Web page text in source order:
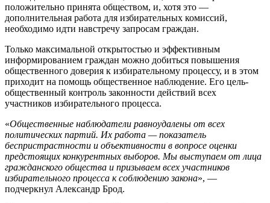
положительно принята обществом, и, хотя это —
дополнительная работа для избирательных комиссий,
необходимо идти навстречу запросам граждан.
Только максимальной открытостью и эффективным
информированием граждан можно добиться повышения
общественного доверия к избирательному процессу, и в этом
приходит на помощь общественное наблюдение. Его цель-
общественный контроль законности действий всех
участников избирательного процесса.
«Общественные наблюдатели равноудалены от всех
политических партий. Их работа — показатель
беспристрастности и объективности в вопросе оценки
предстоящих конкурентных выборов. Мы выступаем от лица
гражданского общества и призываем всех участников
избирательного процесса к соблюдению закона», —
подчеркнул Александр Брод.